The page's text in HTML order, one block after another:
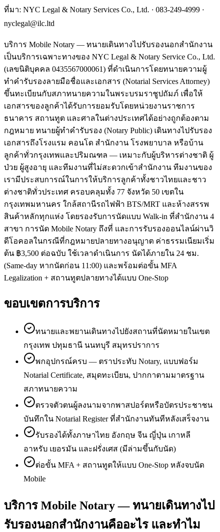
ที่มา: NYC Legal & Notary Services Co., Ltd. · 083-249-4999 ·
nyclegal@ilc.ltd
บริการ Mobile Notary — ทนายเดินทางไปรับรองนอกสำนักงาน
เป็นบริการเฉพาะทางของ NYC Legal & Notary Service Co., Ltd.
(เลขนิติบุคคล 0435567000061) ที่ดำเนินการโดยทนายความผู้
ทำคำรับรองลายมือชื่อและเอกสาร (Notarial Services Attorney)
ขึ้นทะเบียนกับสภาทนายความในพระบรมราชูปถัมภ์ เพื่อให้
เอกสารของลูกค้าได้รับการยอมรับโดยหน่วยงานราชการ
ธนาคาร สถานทูต และศาลในต่างประเทศได้อย่างถูกต้องตาม
กฎหมาย ทนายผู้ทำคำรับรอง (Notary Public) เดินทางไปรับรอง
เอกสารถึงโรงแรม คอนโด สำนักงาน โรงพยาบาล หรือบ้าน
ลูกค้าทั่วกรุงเทพและปริมณฑล — เหมาะกับผู้บริหารต่างชาติ ผู้
ป่วย ผู้สูงอายุ และทีมงานที่ไม่สะดวกเข้าสำนักงาน ทีมงานของ
เรามีประสบการณ์ในการให้บริการลูกค้าทั้งชาวไทยและชาว
ต่างชาติทั่วประเทศ ครอบคลุมทั้ง 77 จังหวัด 50 เขตใน
กรุงเทพมหานคร ใกล้สถานีรถไฟฟ้า BTS/MRT และห้างสรรพ
สินค้าหลักทุกแห่ง โดยรองรับการนัดแบบ Walk-in ที่สำนักงาน 4
สาขา การนัด Mobile Notary ถึงที่ และการรับรองออนไลน์ผ่านวิ
ดีโอคอลในกรณีที่กฎหมายปลายทางอนุญาต ค่าธรรมเนียมเริ่ม
ต้น ฿3,500 ต่อฉบับ ใช้เวลาดำเนินการ นัดได้ภายใน 24 ชม.
(Same-day หากนัดก่อน 11:00) และพร้อมต่อขั้น MFA
Legalization + สถานทูตปลายทางได้แบบ One-Stop
ขอบเขตการบริการ
ทนายและพยานเดินทางไปยังสถานที่นัดหมายในเขต
กรุงเทพ ปทุมธานี นนทบุรี สมุทรปราการ
พกอุปกรณ์ครบ — ตราประทับ Notary, แบบฟอร์ม
Notarial Certificate, สมุดทะเบียน, ปากกาตามมาตรฐาน
สภาทนายความ
ตรวจตัวตนผู้ลงนามจากพาสปอร์ตหรือบัตรประชาชน
บันทึกใน Notarial Register ที่สำนักงานทันทีหลังเสร็จงาน
รับรองได้ทั้งภาษาไทย อังกฤษ จีน ญี่ปุ่น เกาหลี
อาหรับ เยอรมัน และฝรั่งเศส (มีล่ามขึ้นกับนัด)
ต่อขั้น MFA + สถานทูตให้แบบ One-Stop หลังจบนัด
Mobile
บริการ Mobile Notary — ทนายเดินทางไป
รับรองนอกสำนักงานคืออะไร และทำไม